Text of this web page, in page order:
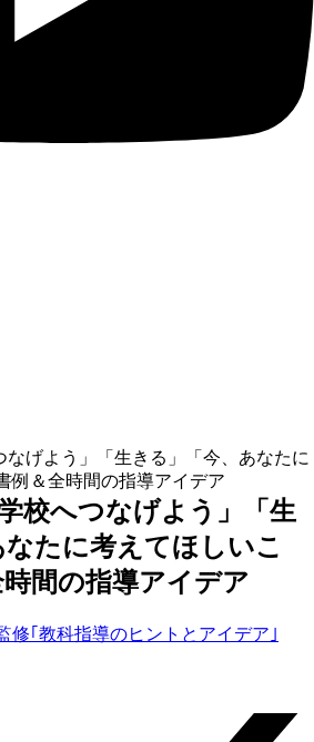
なげよう」「生きる」「今、あなたに
例＆全時間の指導アイデア
校へつなげよう」「生
たに考えてほしいこ
間の指導アイデア
修｢教科指導のヒントとアイデア｣